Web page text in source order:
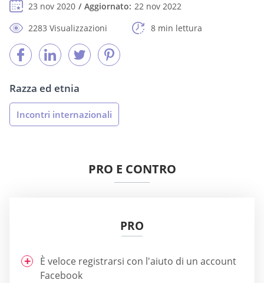
23 nov 2020 Aggiornato: 22 nov 2022
2283 Visualizzazioni
8 min lettura
Razza ed etnia
Incontri internazionali
PRO E CONTRO
PRO
È veloce registrarsi con l'aiuto di un account
Facebook